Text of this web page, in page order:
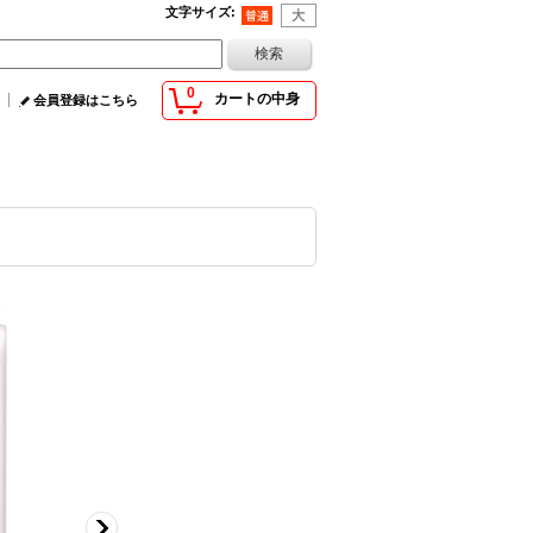
文字サイズ:
0 カートの中身
会員登録はこちら